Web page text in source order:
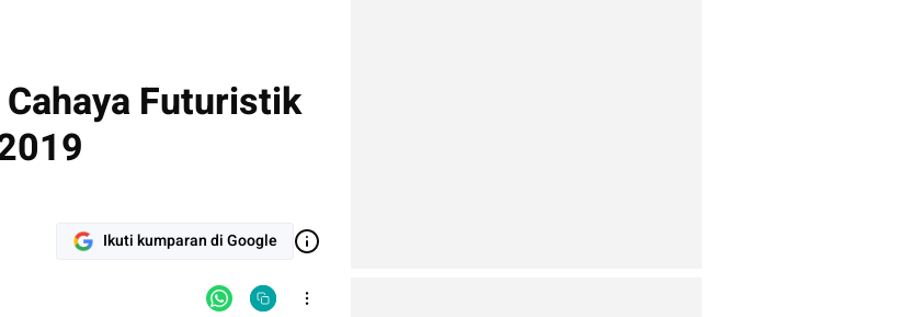
Futuristik
Ikuti kumparan di Google